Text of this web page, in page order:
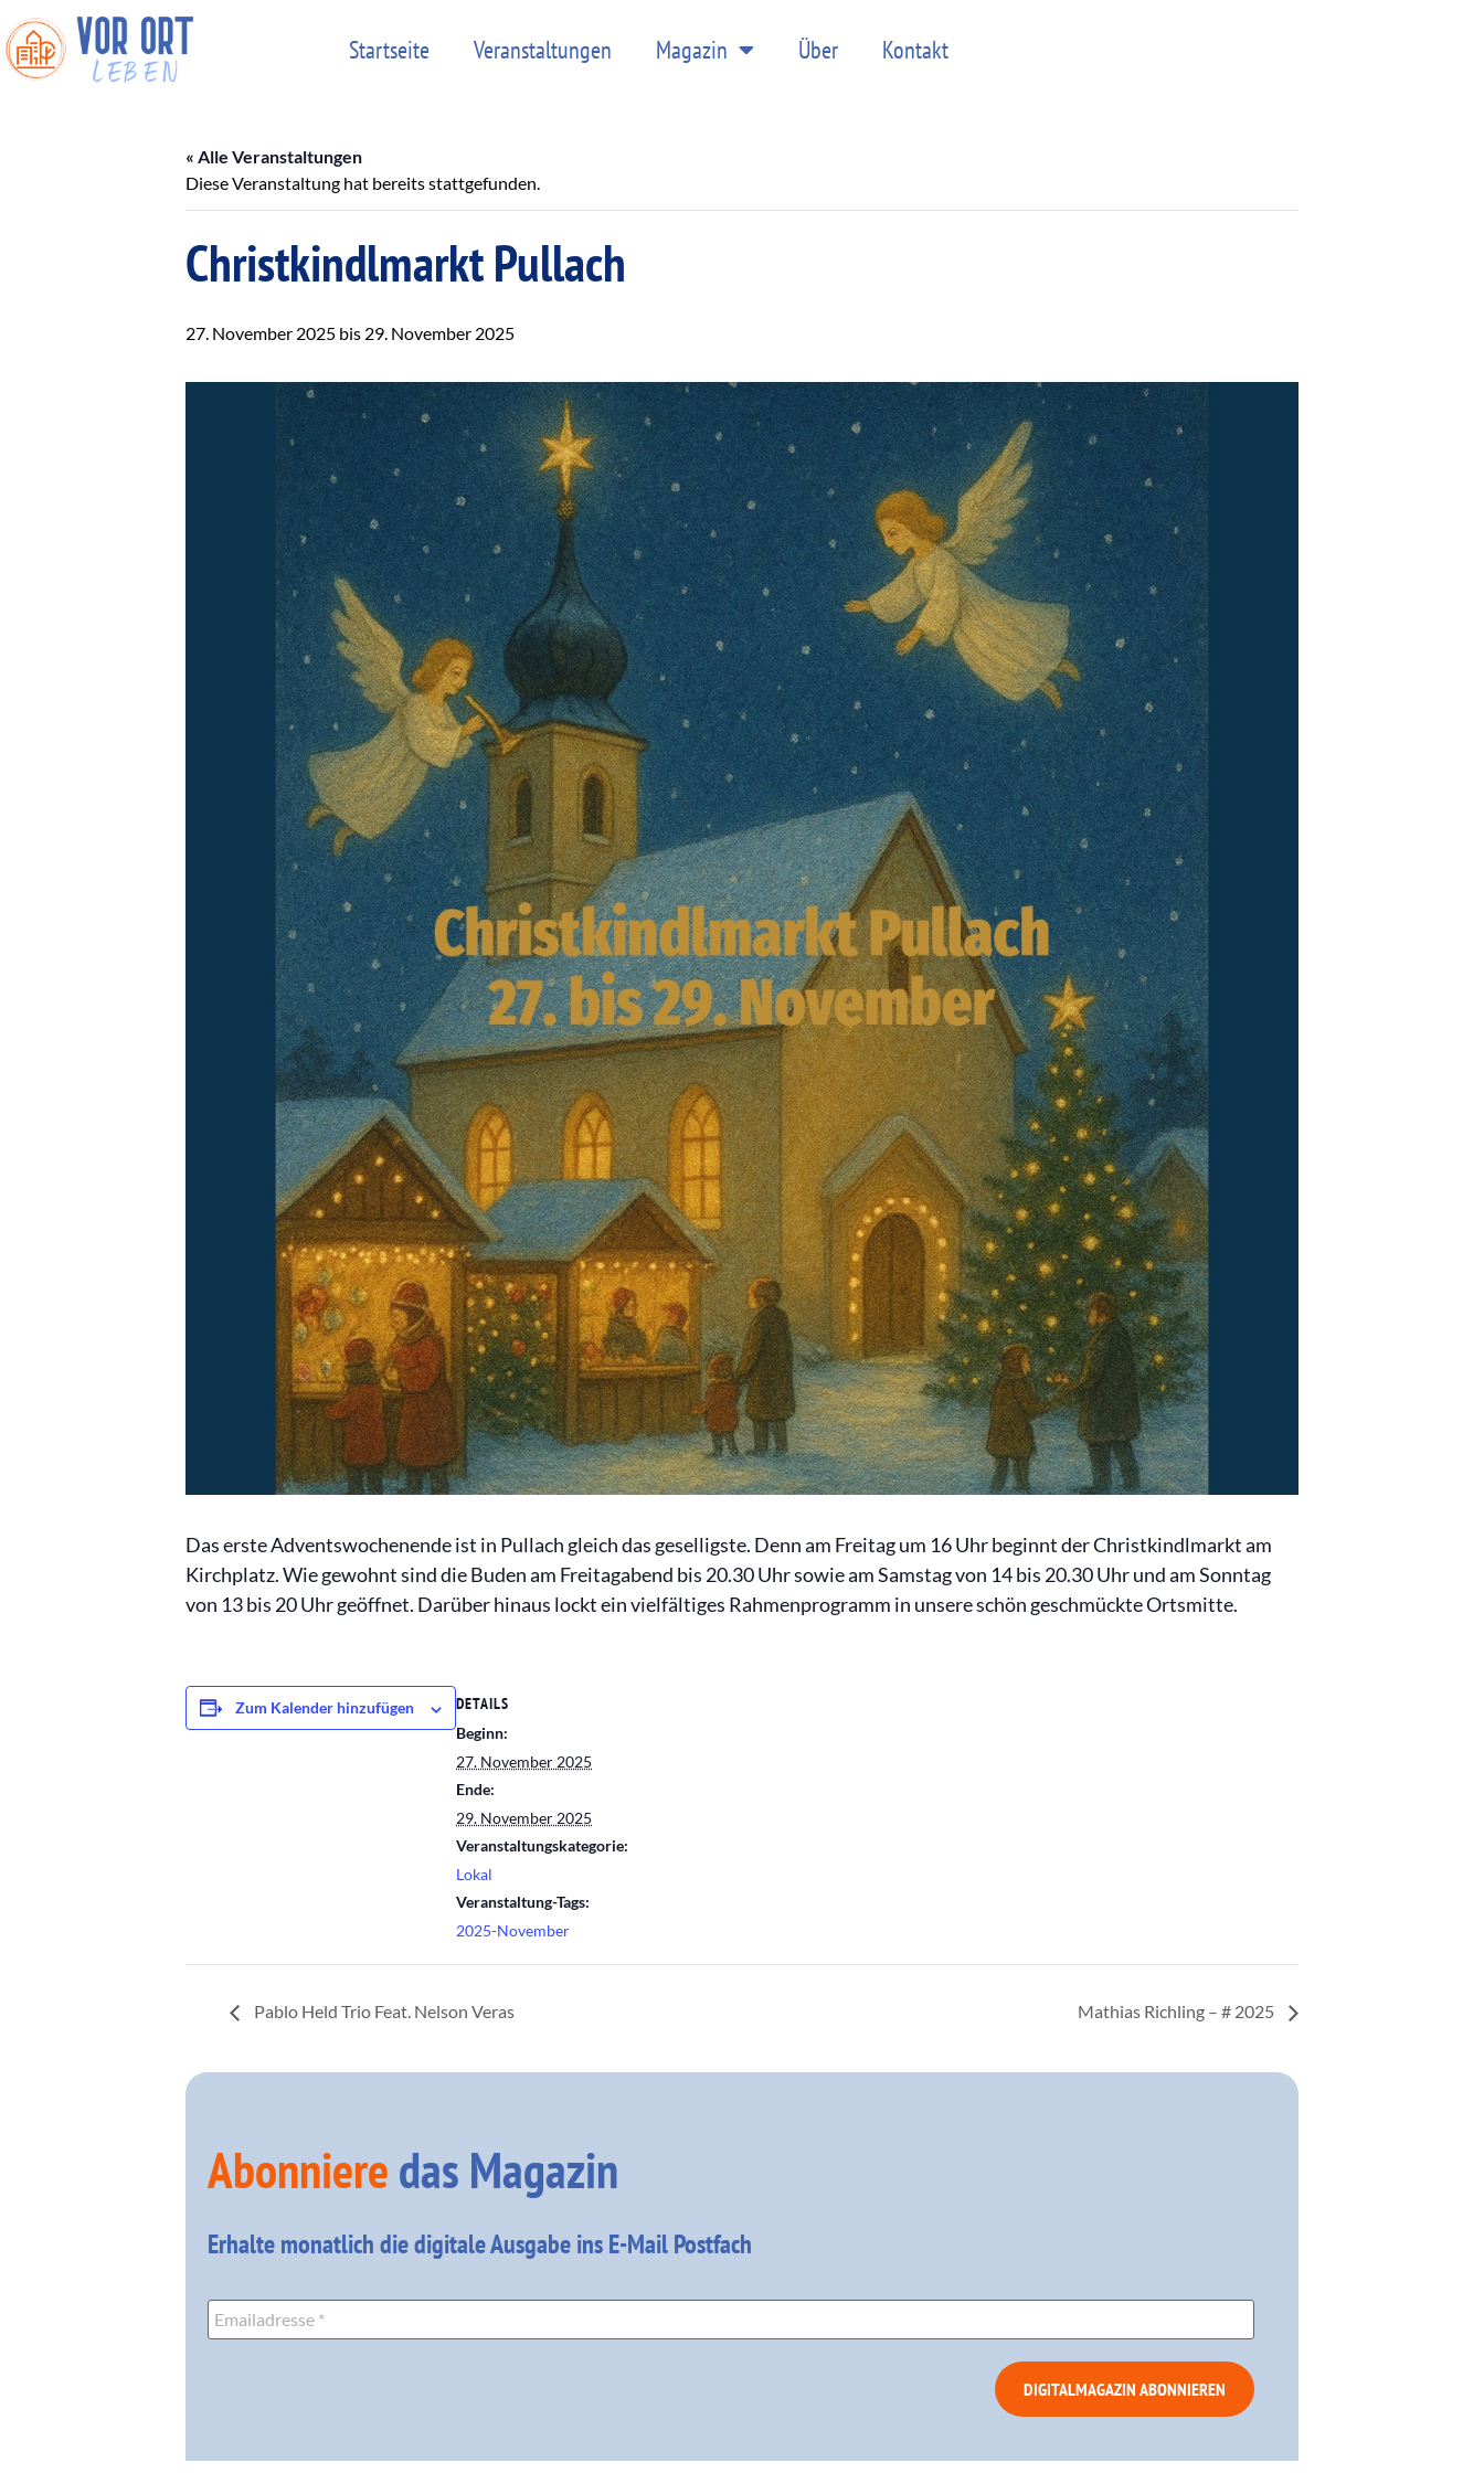
Startseite Veranstaltungen Magazin Über Kontakt
« Alle Veranstaltungen
Diese Veranstaltung hat bereits stattgefunden.
Christkindlmarkt Pullach
27. November 2025 bis 29. November 2025
Das erste Adventswochenende ist in Pullach gleich das geselligste. Denn am Freitag um 16 Uhr beginnt der Christkindlmarkt am
Kirchplatz. Wie gewohnt sind die Buden am Freitagabend bis 20.30 Uhr sowie am Samstag von 14 bis 20.30 Uhr und am Sonntag
von 13 bis 20 Uhr geöffnet. Darüber hinaus lockt ein vielfältiges Rahmenprogramm in unsere schön geschmückte Ortsmitte.
Zum Kalender hinzufügen DETAILS
Beginn:
27. November 2025
Ende:
29. November 2025
Veranstaltungskategorie:
Lokal
Veranstaltung-Tags:
2025-November
Pablo Held Trio Feat. Nelson Veras Mathias Richling – # 2025
Abonnieredas Magazin
Erhalte monatlich die digitale Ausgabe ins E-Mail Postfach